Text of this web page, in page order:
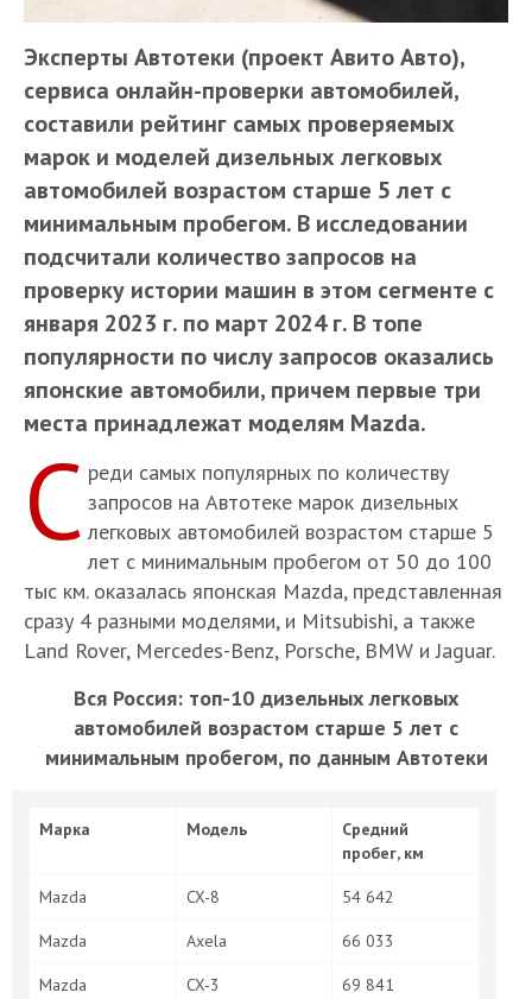
Эксперты Автотеки (проект Авито Авто),
сервиса онлайн-проверки автомобилей,
составили рейтинг самых проверяемых
марок и моделей дизельных легковых
автомобилей возрастом старше 5 лет с
минимальным пробегом. В исследовании
подсчитали количество запросов на
проверку истории машин в этом сегменте с
января 2023 г. по март 2024 г. В топе
популярности по числу запросов оказались
японские автомобили, причем первые три
места принадлежат моделям Mazda.
С реди самых популярных по количеству
запросов на Автотеке марок дизельных
легковых автомобилей возрастом старше 5
лет с минимальным пробегом от 50 до 100
тыс км. оказалась японская Mazda, представленная
сразу 4 разными моделями, и Mitsubishi, а также
Land Rover, Mercedes-Benz, Porsche, BMW и Jaguar.
Вся Россия: топ-10 дизельных легковых
автомобилей возрастом старше 5 лет с
минимальным пробегом, по данным Автотеки
Марка Модель
Средний
пробег, км
Mazda CX-8 54 642
Mazda Axela 66 033
Mazda CX-3 69 841